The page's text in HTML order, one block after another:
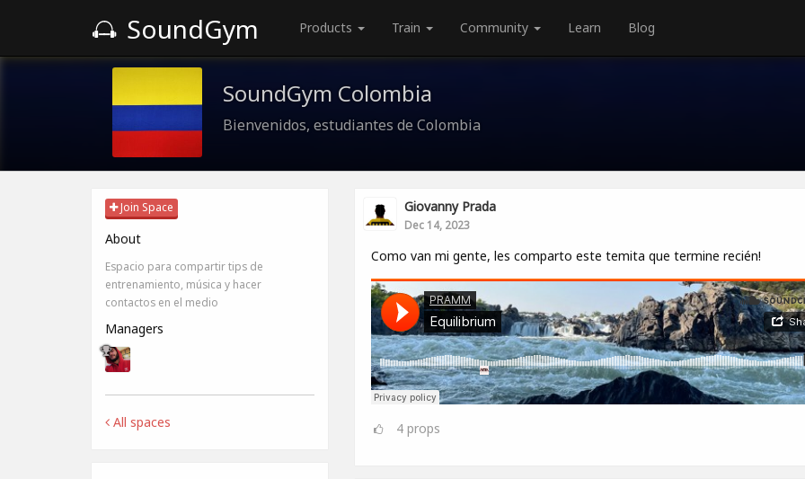
SoundGym Products Train Community Learn Blog
SoundGym Colombia
Bienvenidos, estudiantes de Colombia
Join Space
About
Espacio para compartir tips de
entrenamiento, música y hacer
contactos en el medio
Managers
All spaces
Giovanny Prada
Dec 14, 2023
Como van mi gente, les comparto este temita que termine recién!
4props